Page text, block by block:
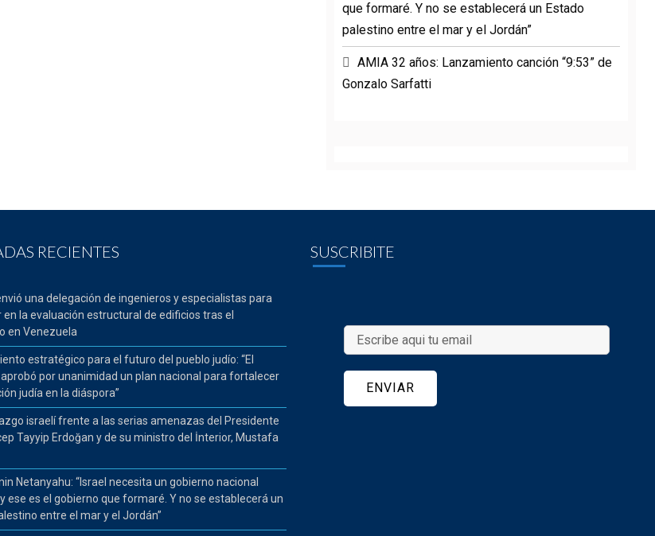
que formaré. Y no se establecerá un Estado
palestino entre el mar y el Jordán”
AMIA 32 años: Lanzamiento canción “9:53” de
Gonzalo Sarfatti
RECIENTES
una delegación de ingenieros y especialistas para
en la evaluación estructural de edificios tras el
en Venezuela
estratégico para el futuro del pueblo judío: “El
por unanimidad un plan nacional para fortalecer
judía en la diáspora”
israelí frente a las serias amenazas del Presidente
Tayyip Erdoğan y de su ministro del İnterior, Mustafa
Netanyahu: “Israel necesita un gobierno nacional
ese es el gobierno que formaré. Y no se establecerá un
entre el mar y el Jordán”
SUSCRIBITE